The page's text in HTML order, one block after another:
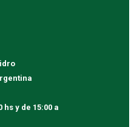
hs y de 15:00 a